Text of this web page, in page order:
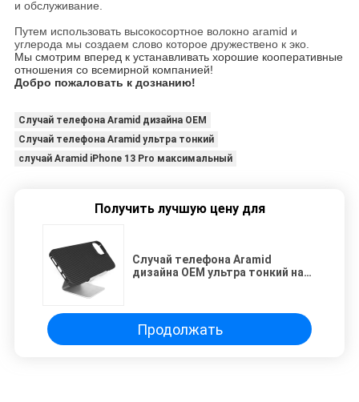
и обслуживание.
Путем использовать высокосортное волокно aramid и
углерода мы создаем слово которое дружествено к эко.
Мы смотрим вперед к устанавливать хорошие кооперативные
отношения со всемирной компанией!
Добро пожаловать к дознанию!
Случай телефона Aramid дизайна OEM
Случай телефона Aramid ультра тонкий
случай Aramid iPhone 13 Pro максимальный
Получить лучшую цену для
Случай телефона Aramid
дизайна OEM ультра тонкий на
Продолжать